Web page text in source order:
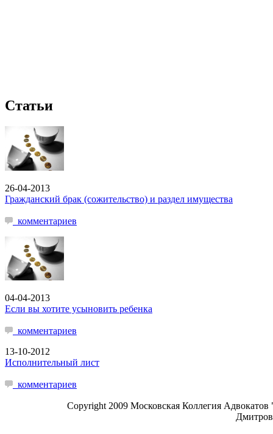
Статьи
26-04-2013
Гражданский брак (сожительство) и раздел имущества
комментариев
04-04-2013
Если вы хотите усыновить ребенка
комментариев
13-10-2012
Исполнительный лист
комментариев
Copyright 2009 Московская Коллегия